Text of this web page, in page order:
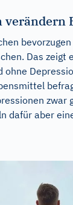
verändern
Das zeigt
ohne
zwar
dafür aber